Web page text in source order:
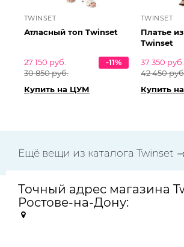
TWINSET
Атласный топ Twinset
27 150 руб.
30 850 руб.
-11%
Купить на ЦУМ
TWINSET
Платье
Twinset
37 350 руб.
42 450
Купить
Ещё вещи из каталога Twinset
Точный адрес магазина
Ростове-на-Дону: